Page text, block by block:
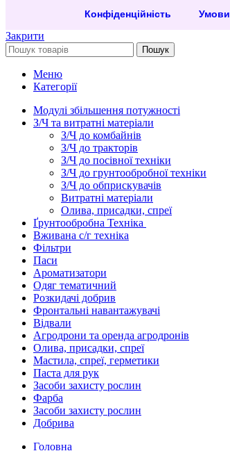
Конфіденційність Умови
Закрити
Пошук
Меню
Категорії
Модулі збільшення потужності
З/Ч та витратні матеріали
З/Ч до комбайнів
З/Ч до тракторів
З/Ч до посівної техніки
З/Ч до грунтообробної техніки
З/Ч до обприскувачів
Витратні матеріали
Олива, присадки, спреї
Ґрунтообробна Техніка
Вживана с/г техніка
Фільтри
Паси
Ароматизатори
Одяг тематичний
Розкидачі добрив
Фронтальні навантажувачі
Відвали
Агродрони та оренда агродронів
Олива, присадки, спреї
Мастила, спреї, герметики
Паста для рук
Засоби захисту рослин
Фарба
Засоби захисту рослин
Добрива
Головна